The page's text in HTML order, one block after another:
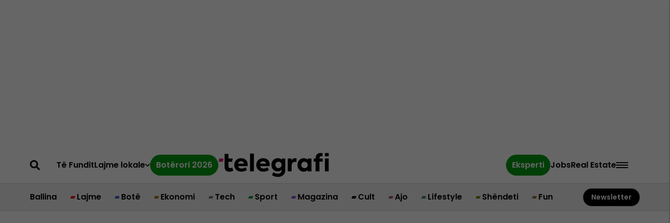
Të FunditLajme lokale Botërori 2026 Eksperti JobsReal Estate
Ballina Lajme Botë Ekonomi Tech Sport Magazina Cult Ajo Lifestyle Shëndeti Fun Newsletter